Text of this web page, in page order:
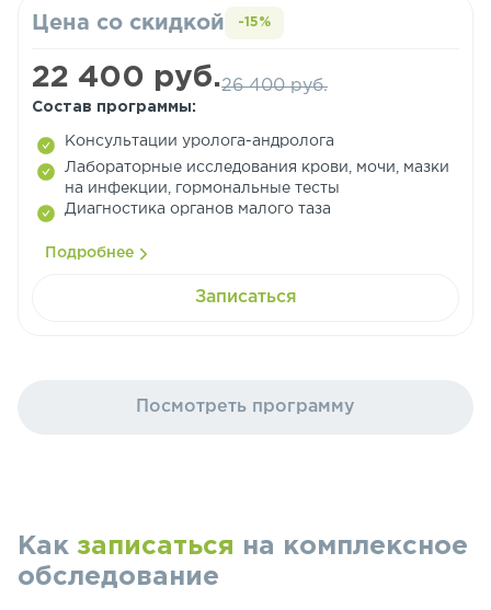
Цена со скидкой -15%
22 400 руб.26 400 руб.
Состав программы:
Консультации уролога-андролога
Лабораторные исследования крови, мочи, мазки
на инфекции, гормональные тесты
Диагностика органов малого таза
Подробнее
Записаться
Посмотреть программу
Как записаться на комплексное
обследование